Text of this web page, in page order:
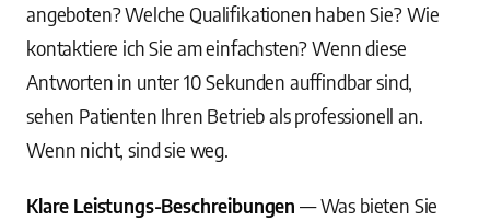
angeboten? Welche Qualifikationen haben Sie? Wie
kontaktiere ich Sie am einfachsten? Wenn diese
Antworten in unter 10 Sekunden auffindbar sind,
sehen Patienten Ihren Betrieb als professionell an.
Wenn nicht, sind sie weg.
Klare Leistungs-Beschreibungen — Was bieten Sie